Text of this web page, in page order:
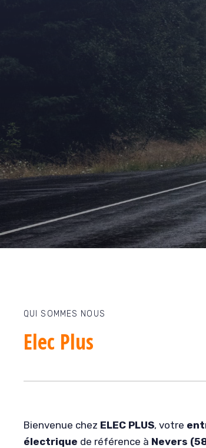
QUI SOMMES NOUS
Elec Plus
Bienvenue chez ELEC PLUS, votre
électrique de référence à Nevers